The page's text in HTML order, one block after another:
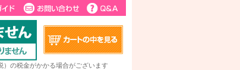
の税金がかかる場合がございます